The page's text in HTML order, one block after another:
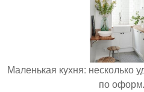
Маленькая кухня: несколько
по